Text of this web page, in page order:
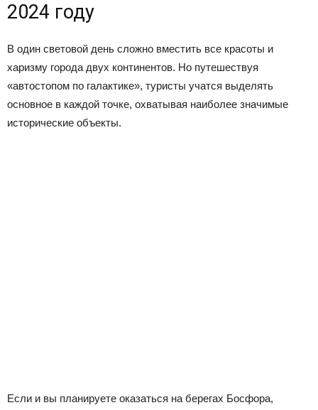
2024 году
В один световой день сложно вместить все красоты и
харизму города двух континентов. Но путешествуя
«автостопом по галактике», туристы учатся выделять
основное в каждой точке, охватывая наиболее значимые
исторические объекты.
Если и вы планируете оказаться на берегах Босфора,